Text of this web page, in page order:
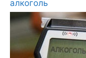
алкоголь